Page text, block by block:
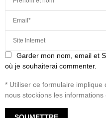
Garder mon nom, email et
où je souhaiterai commenter.
* Utiliser ce formulaire
nous stockions les informations